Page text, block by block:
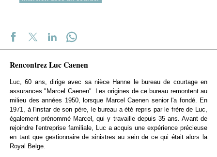
Rencontrez Luc Caenen
Luc, 60 ans, dirige avec sa nièce Hanne le bureau de courtage en
assurances "Marcel Caenen". Les origines de ce bureau remontent au
milieu des années 1950, lorsque Marcel Caenen senior l'a fondé. En
1971, à l'instar de son père, le bureau a été repris par le frère de Luc,
également prénommé Marcel, qui y travaille depuis 35 ans. Avant de
rejoindre l'entreprise familiale, Luc a acquis une expérience précieuse
en tant que gestionnaire de sinistres au sein de ce qui était alors la
Royal Belge.